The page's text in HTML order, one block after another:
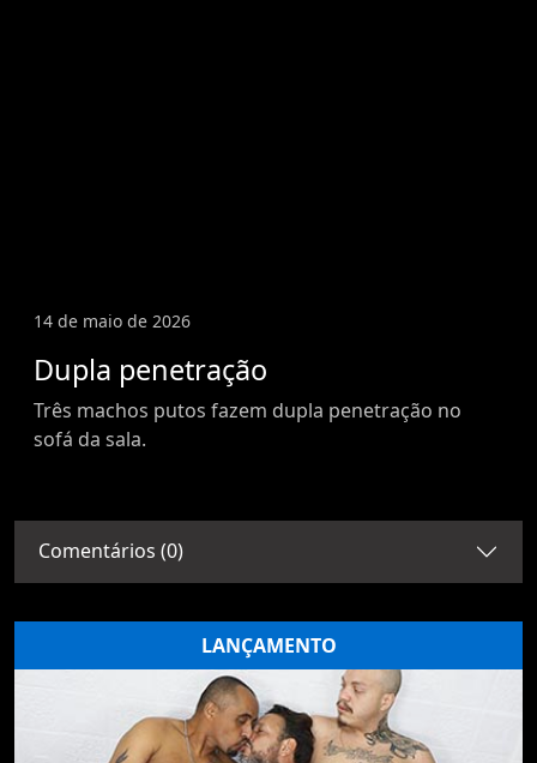
14 de maio de 2026
Dupla penetração
Três machos putos fazem dupla penetração no
sofá da sala.
Comentários (0)
LANÇAMENTO